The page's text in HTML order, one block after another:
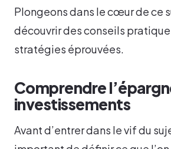
Plongeons dans le cœur de ce
découvrir des conseils
stratégies éprouvées.
Comprendre
investissements
Avant d’entrer dans le vif du